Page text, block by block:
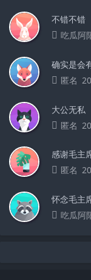
不错不错
吃瓜阿
确实是会
匿名
大公无私
匿名
感谢毛主
匿名
怀念毛主
吃瓜阿